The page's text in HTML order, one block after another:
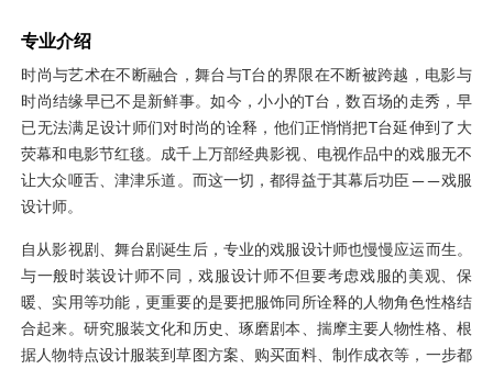
专业介绍
时尚与艺术在不断融合，舞台与T台的界限在不断被跨越，电影与
时尚结缘早已不是新鲜事。如今，小小的T台，数百场的走秀，早
已无法满足设计师们对时尚的诠释，他们正悄悄把T台延伸到了大
荧幕和电影节红毯。成千上万部经典影视、电视作品中的戏服无不
让大众咂舌、津津乐道。而这一切，都得益于其幕后功臣——戏服
设计师。
自从影视剧、舞台剧诞生后，专业的戏服设计师也慢慢应运而生。
与一般时装设计师不同，戏服设计师不但要考虑戏服的美观、保
暖、实用等功能，更重要的是要把服饰同所诠释的人物角色性格结
合起来。研究服装文化和历史、琢磨剧本、揣摩主要人物性格、根
据人物特点设计服装到草图方案、购买面料、制作成衣等，一步都